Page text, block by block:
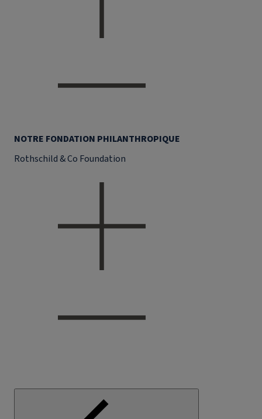
NOTRE FONDATION PHILANTHROPIQUE
Rothschild & Co Foundation